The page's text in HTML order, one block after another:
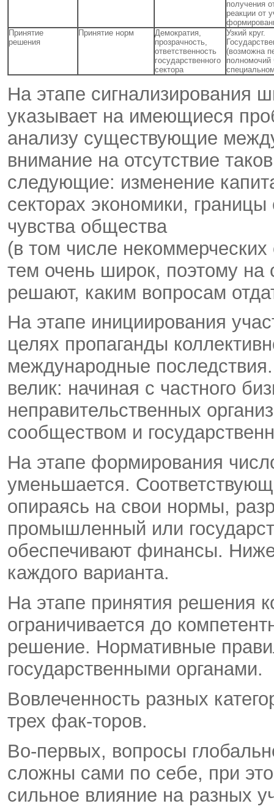
получения
реакции от
Принятие
решения
Принятие норм
Демократия,
прозрачность,
ответственность
государственного
сектора
Узкий круг.
(возможна
полномочий
На этапе сигнализирования
указывает на имеющиеся
анализу существующие
внимание на отсутствие
следующие: изменение
секторах экономики,
чувства общества
(в том числе
тем очень широк, поэтому на
решают, каким вопросам
На этапе инициирования
целях пропаганды
международные
велик: начиная с частного
неправительственных
сообществом и
На этапе формирования
уменьшается.
опираясь на свои нормы,
промышленный или
обеспечивают финансы.
каждого варианта.
На этапе принятия решения
ограничивается до
решение. Нормативные
государственными органами.
Вовлеченность разных
трех фак-торов.
Во-первых, вопросы
сложны сами по себе, при
сильное влияние на разных